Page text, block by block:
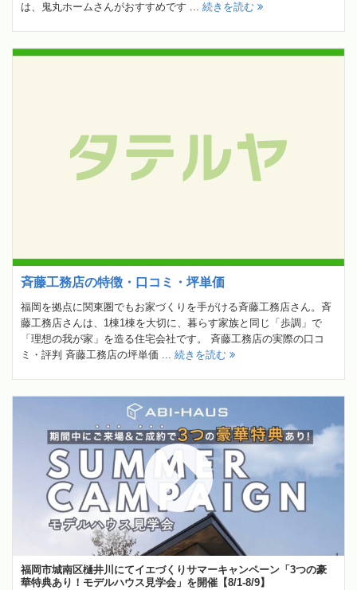
は、鬼丸ホームさんがおすすめです ... 続きを読む
斉藤工務店の特徴・口コミ・坪単価
福岡を拠点に関東圏でもお家づくりを手がける斉藤工務店さん。斉
藤工務店さんは、1棟1棟を大切に、暮らす家族と同じ「歩調」で
「理想の我が家」を造る住宅会社です。 斉藤工務店の実際の口コ
ミ・評判 斉藤工務店の坪単価 ... 続きを読む
福岡市城南区樋井川にてイエづくりサマーキャンペーン「3つの豪
華特典あり！モデルハウス見学会」を開催【8/1-8/9】